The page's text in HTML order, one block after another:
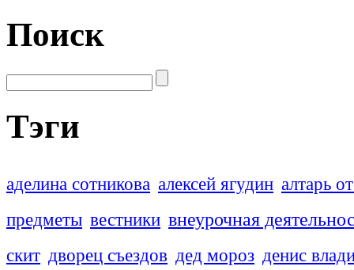
Поиск
Тэги
аделина сотникова алексей ягудин алтарь
предметы вестники внеурочная
скит дворец съездов дед мороз денис